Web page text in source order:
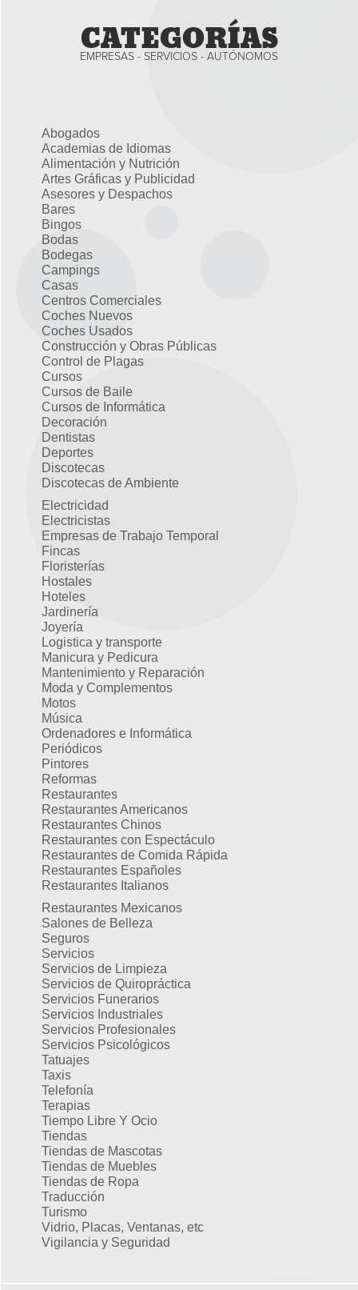
CATEGORÍAS
EMPRESAS - SERVICIOS - AUTÓNOMOS
Abogados
Academias de Idiomas
Alimentación y Nutrición
Artes Gráficas y Publicidad
Asesores y Despachos
Bares
Bingos
Bodas
Bodegas
Campings
Casas
Centros Comerciales
Coches Nuevos
Coches Usados
Construcción y Obras Públicas
Control de Plagas
Cursos
Cursos de Baile
Cursos de Informática
Decoración
Dentistas
Deportes
Discotecas
Discotecas de Ambiente
Electricidad
Electricistas
Empresas de Trabajo Temporal
Fincas
Floristerías
Hostales
Hoteles
Jardinería
Joyería
Logistica y transporte
Manicura y Pedicura
Mantenimiento y Reparación
Moda y Complementos
Motos
Música
Ordenadores e Informática
Periódicos
Pintores
Reformas
Restaurantes
Restaurantes Americanos
Restaurantes Chinos
Restaurantes con Espectáculo
Restaurantes de Comida Rápida
Restaurantes Españoles
Restaurantes Italianos
Restaurantes Mexicanos
Salones de Belleza
Seguros
Servicios
Servicios de Limpieza
Servicios de Quiropráctica
Servicios Funerarios
Servicios Industriales
Servicios Profesionales
Servicios Psicológicos
Tatuajes
Taxis
Telefonía
Terapias
Tiempo Libre Y Ocio
Tiendas
Tiendas de Mascotas
Tiendas de Muebles
Tiendas de Ropa
Traducción
Turismo
Vidrio, Placas, Ventanas, etc
Vigilancia y Seguridad